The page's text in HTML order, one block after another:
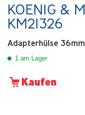
KOENIG &
KM21326
Adapterhülse
1 am Lager
Kaufen